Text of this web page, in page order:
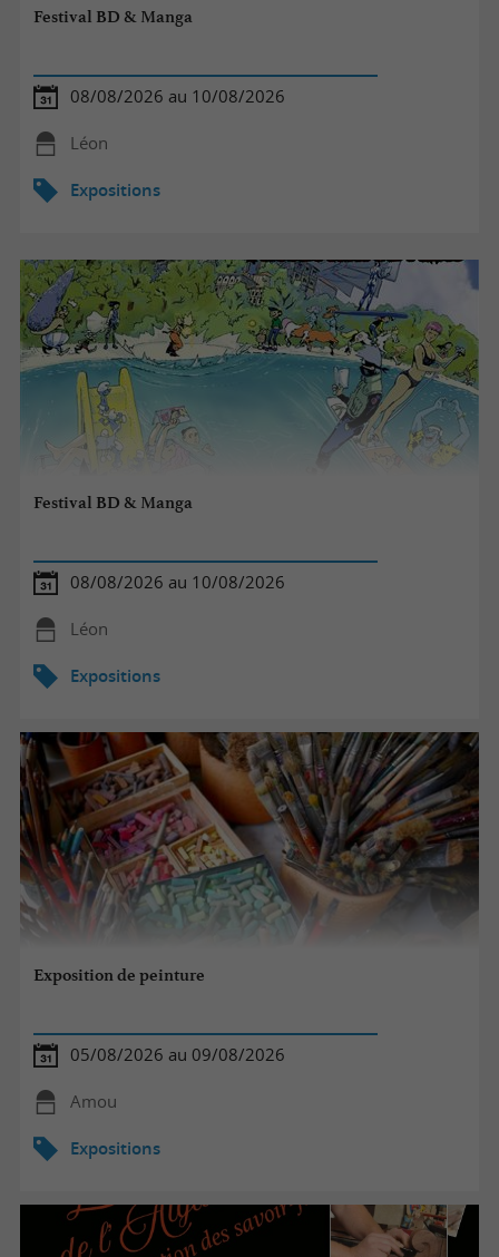
Festival BD & Manga
08/08/2026 au 10/08/2026
Léon
Expositions
Festival BD & Manga
08/08/2026 au 10/08/2026
Léon
Expositions
Exposition de peinture
05/08/2026 au 09/08/2026
Amou
Expositions